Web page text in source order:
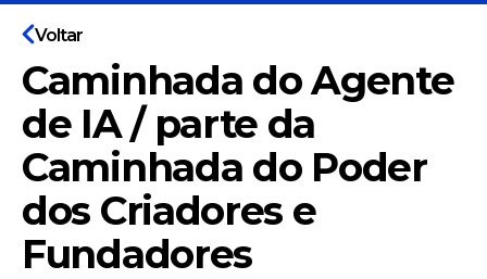
Voltar
Caminhada do Agente
de IA / parte da
Caminhada do Poder
dos Criadores e
Fundadores